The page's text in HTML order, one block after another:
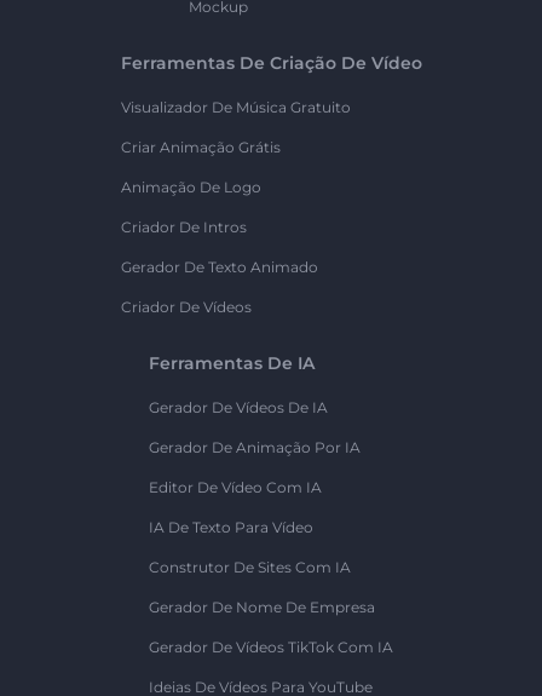
Mockup
Ferramentas De Criação De Vídeo
Visualizador De Música Gratuito
Criar Animação Grátis
Animação De Logo
Criador De Intros
Gerador De Texto Animado
Criador De Vídeos
Ferramentas De IA
Gerador De Vídeos De IA
Gerador De Animação Por IA
Editor De Vídeo Com IA
IA De Texto Para Vídeo
Construtor De Sites Com IA
Gerador De Nome De Empresa
Gerador De Vídeos TikTok Com IA
Ideias De Vídeos Para YouTube